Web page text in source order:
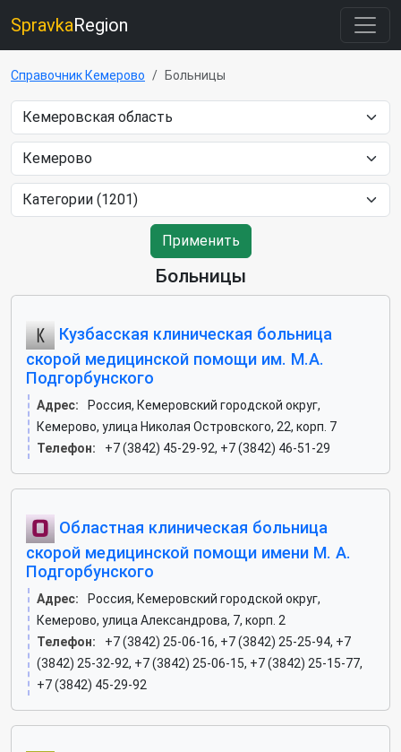
SpravkaRegion
Справочник Кемерово Больницы
Применить
Больницы
Кузбасская клиническая больница
скорой медицинской помощи им. М.А.
Подгорбунского
Адрес:
Россия, Кемеровский городской округ,
Кемерово, улица Николая Островского, 22, корп. 7
Телефон:
+7 (3842) 45-29-92, +7 (3842) 46-51-29
Областная клиническая больница
скорой медицинской помощи имени М. А.
Подгорбунского
Адрес:
Россия, Кемеровский городской округ,
Кемерово, улица Александрова, 7, корп. 2
Телефон:
+7 (3842) 25-06-16, +7 (3842) 25-25-94, +7
(3842) 25-32-92, +7 (3842) 25-06-15, +7 (3842) 25-15-77,
+7 (3842) 45-29-92